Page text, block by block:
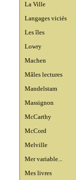
La Ville
Langages viciés
Les îles
Lowry
Machen
Mâles lectures
Mandelstam
Massignon
McCarthy
McCord
Melville
Mer variable...
Mes livres